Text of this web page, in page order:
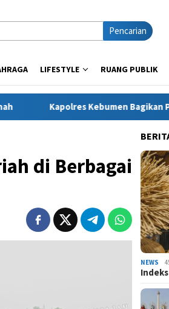
Pencarian
LIFESTYLE RUANG PUBLIK
Bagikan Perlengkapan
di Berbagai
NEWS